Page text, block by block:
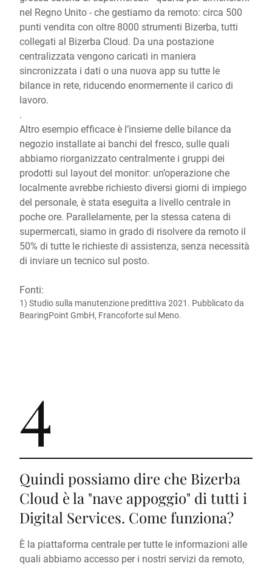
nel Regno Unito - che gestiamo da remoto: circa 500
punti vendita con oltre 8000 strumenti Bizerba, tutti
collegati al Bizerba Cloud. Da una postazione
centralizzata vengono caricati in maniera
sincronizzata i dati o una nuova app su tutte le
bilance in rete, riducendo enormemente il carico di
lavoro.
.
Altro esempio efficace è l’insieme delle bilance da
negozio installate ai banchi del fresco, sulle quali
abbiamo riorganizzato centralmente i gruppi dei
prodotti sul layout del monitor: un’operazione che
localmente avrebbe richiesto diversi giorni di impiego
del personale, è stata eseguita a livello centrale in
poche ore. Parallelamente, per la stessa catena di
supermercati, siamo in grado di risolvere da remoto il
50% di tutte le richieste di assistenza, senza necessità
di inviare un tecnico sul posto.
Fonti:
1) Studio sulla manutenzione predittiva 2021. Pubblicato da
BearingPoint GmbH, Francoforte sul Meno.
4
Quindi possiamo dire che Bizerba
Cloud è la "nave appoggio" di tutti i
Digital Services. Come funziona?
È la piattaforma centrale per tutte le informazioni alle
quali abbiamo accesso per i nostri servizi da remoto,